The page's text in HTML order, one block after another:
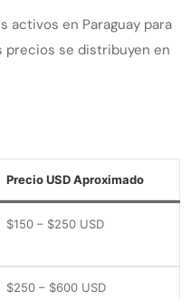
activos en Paraguay para
precios se distribuyen en
Precio USD Aproximado
$150 – $250 USD
$250 – $600 USD